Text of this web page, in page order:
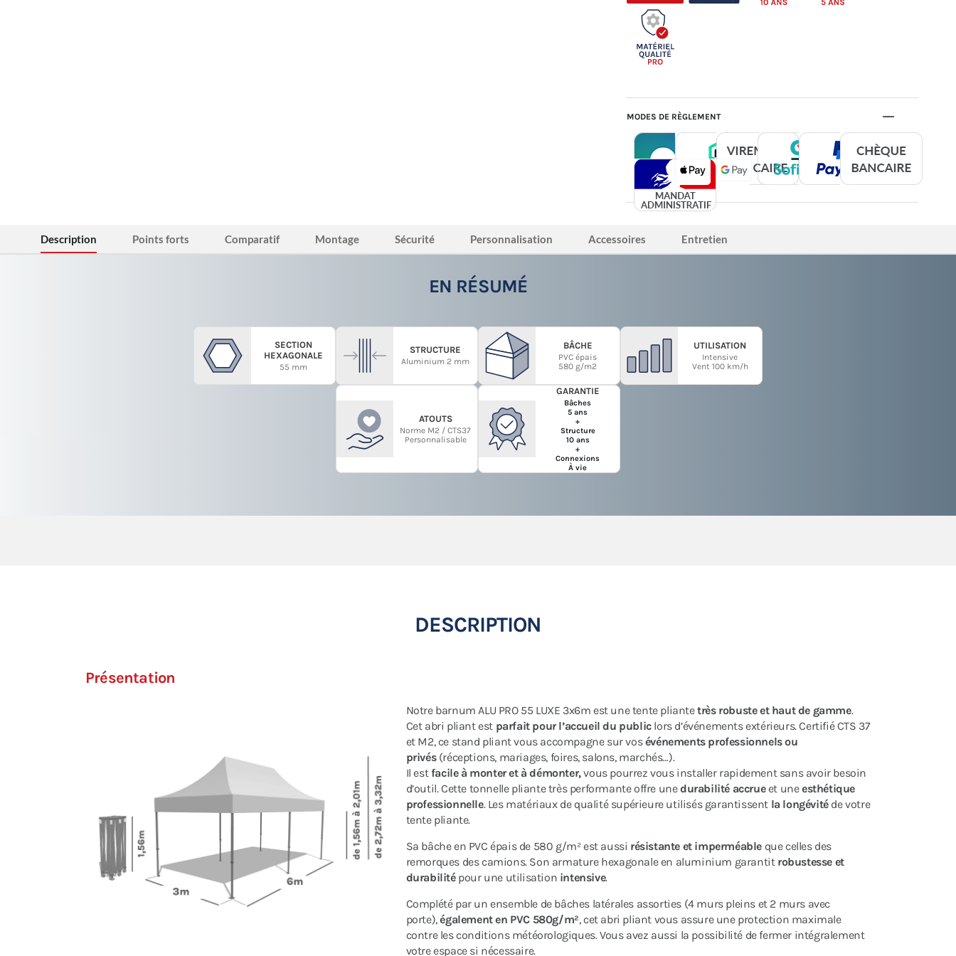
MODES DE RÈGLEMENT
Description Points forts Comparatif Montage Sécurité Personnalisation Accessoires Entretien
EN RÉSUMÉ
SECTION
HEXAGONALE
55 mm
STRUCTURE
Aluminium 2 mm
BÂCHE
PVC épais
580 g/m2
UTILISATION
Intensive
Vent 100 km/h
ATOUTS
Norme M2 / CTS37
Personnalisable
GARANTIE
Bâches
5 ans
+
Structure
10 ans
+
Connexions
À vie
DESCRIPTION
Présentation
Notre barnum ALU PRO 55 LUXE 3x6m est une tente pliantetrès robuste et haut de gamme.
Cet abri pliant est parfait pour l’accueil du publiclors d’événements extérieurs. Certifié CTS 37
et M2, ce stand pliant vous accompagne sur vosévénements professionnels ou
privés (réceptions, mariages, foires, salons, marchés…).
Il estfacile à monter et à démonter,vous pourrez vous installer rapidement sans avoir besoin
d’outil. Cette tonnelle pliante très performante offre unedurabilité accrueet uneesthétique
professionnelle. Les matériaux de qualité supérieure utilisés garantissent la longévitéde votre
tente pliante.
Sa bâche en PVC épais de 580 g/m² est aussi résistante et imperméable que celles des
remorques des camions. Son armature hexagonale en aluminium garantit robustesse et
durabilitépour une utilisation intensive.
Complété par un ensemble de bâches latérales assorties (4 murs pleins et 2 murs avec
porte),également en PVC 580g/m², cet abri pliant vous assure une protection maximale
contre les conditions météorologiques. Vous avez aussi la possibilité de fermer intégralement
votre espace si nécessaire.